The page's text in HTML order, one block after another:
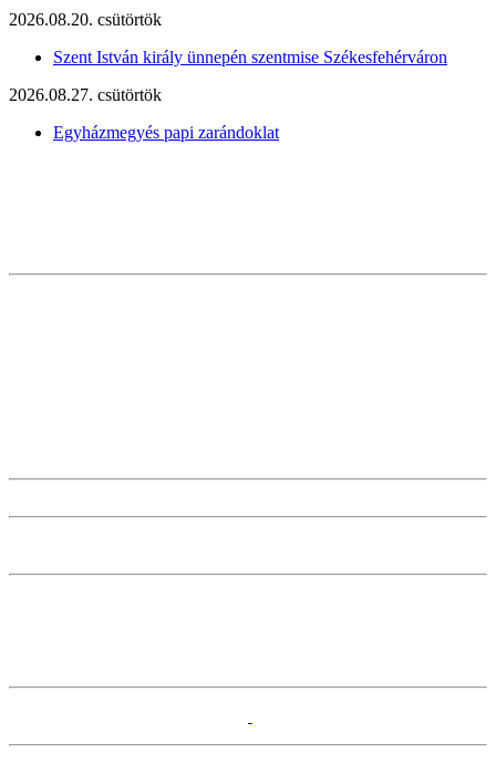
2026.08.20. csütörtök
Szent István király ünnepén szentmise Székesfehérváron
2026.08.27. csütörtök
Egyházmegyés papi zarándoklat